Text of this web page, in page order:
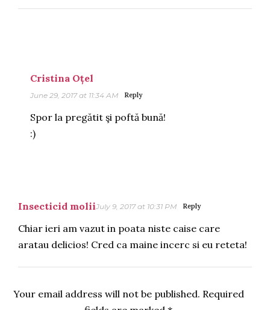
Cristina Oțel
June 29, 2017 at 11:34 AM Reply
Spor la pregătit şi poftă bună!
:)
Insecticid moliiJuly 9, 2017 at 10:31 PM Reply
Chiar ieri am vazut in poata niste caise care
aratau delicios! Cred ca maine incerc si eu reteta!
Your email address will not be published. Required